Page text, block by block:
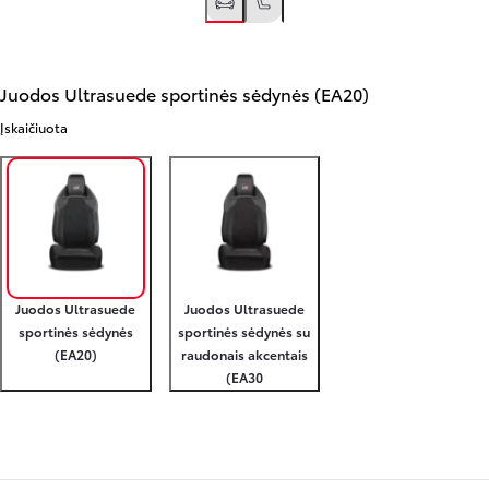
Juodos Ultrasuede sportinės sėdynės (EA20)
Įskaičiuota
Juodos Ultrasuede
sportinės sėdynės
(EA20)
Juodos Ultrasuede
sportinės sėdynės su
raudonais akcentais
(EA30